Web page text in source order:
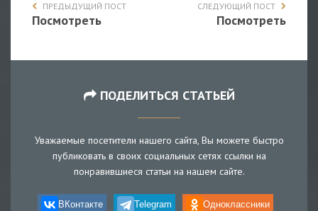
ПРЕДЫДУЩИЙ ПОСТ
Посмотреть
СЛЕДУЮЩИЙ ПОСТ
Посмотреть
ПОДЕЛИТЬСЯ СТАТЬЕЙ
Уважаемые посетители нашего сайта, Вы можете быстро
публиковать в своих социальных сетях ссылки на
понравившиеся статьи на нашем сайте.
ВКонтакте Telegram Одноклассники